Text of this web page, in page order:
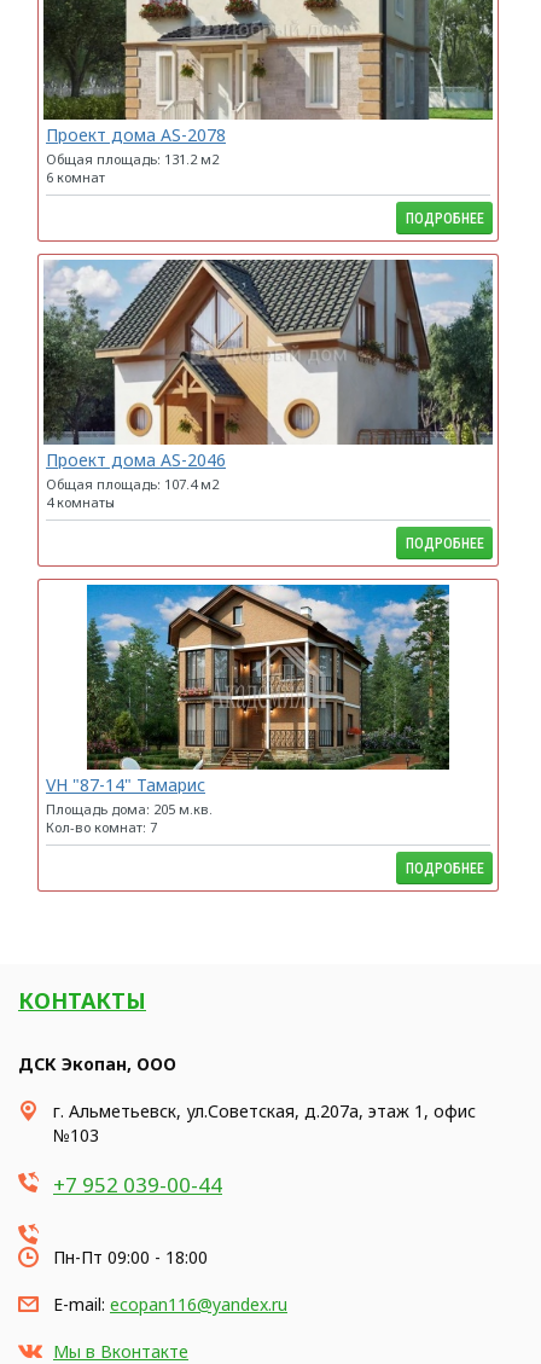
Проект дома AS-2078
Общая площадь: 131.2 м2
6 комнат
ПОДРОБНЕЕ
Проект дома AS-2046
Общая площадь: 107.4 м2
4 комнаты
ПОДРОБНЕЕ
VH "87-14" Тамарис
Площадь дома: 205 м.кв.
Кол-во комнат: 7
ПОДРОБНЕЕ
КОНТАКТЫ
ДСК Экопан, ООО
г. Альметьевск, ул.Советская, д.207а, этаж 1, офис
№103
+7 952 039-00-44
Пн-Пт 09:00 - 18:00
E-mail: ecopan116@yandex.ru
Мы в Вконтакте